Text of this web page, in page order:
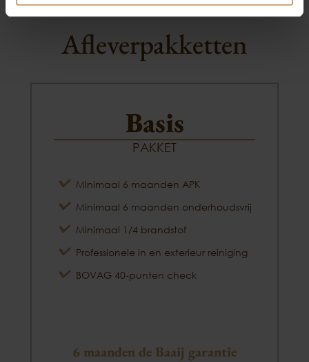
Afleverpakketten
Basis
PAKKET
Minimaal 6 maanden APK
Minimaal 6 maanden onderhoudsvrij
Minimaal 1/4 brandstof
Professionele in en exterieur reiniging
BOVAG 40-punten check
6 maanden de Baaij garantie